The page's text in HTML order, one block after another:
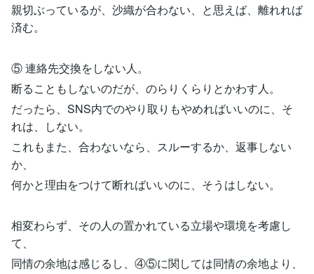
親切ぶっているが、沙織が合わない、と思えば、離れれば
済む。
⑤ 連絡先交換をしない人。
断ることもしないのだが、のらりくらりとかわす人。
だったら、SNS内でのやり取りもやめればいいのに、そ
れは、しない。
これもまた、合わないなら、スルーするか、返事しない
か、
何かと理由をつけて断ればいいのに、そうはしない。
相変わらず、その人の置かれている立場や環境を考慮し
て、
同情の余地は感じるし、④⑤に関しては同情の余地より、